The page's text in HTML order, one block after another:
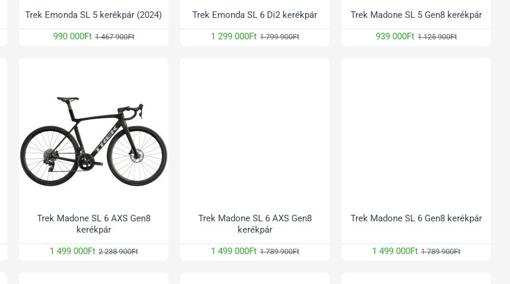
Trek Emonda SL 5 kerékpár (2024)
990 000Ft 1 467 900Ft
Trek Emonda SL 6 Di2 kerékpár
1 299 000Ft 1 799 900Ft
Trek Madone SL 5 Gen8 kerékpár
939 000Ft 1 125 900Ft
Trek Madone SL 6 AXS Gen8
kerékpár
1 499 000Ft 2 238 900Ft
Trek Madone SL 6 AXS Gen8
kerékpár
1 499 000Ft 1 789 900Ft
Trek Madone SL 6 Gen8 kerékpár
1 499 000Ft 1 789 900Ft